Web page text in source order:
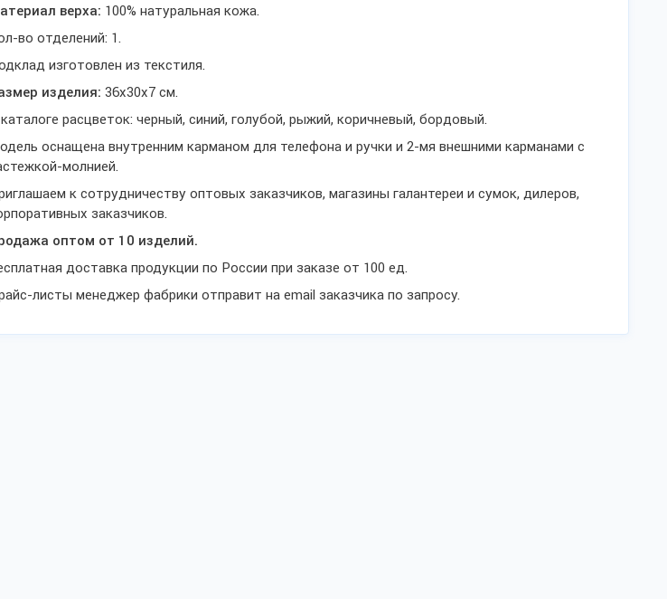
верха: 100% натуральная кожа.
во отделений: 1.
изготовлен из текстиля.
изделия: 36х30х7 см.
расцветок: черный, синий, голубой, рыжий, коричневый, бордовый.
оснащена внутренним карманом для телефона и ручки и 2-мя внешними карманами с
молнией.
к сотрудничеству оптовых заказчиков, магазины галантереи и сумок, дилеров,
заказчиков.
оптом от 10 изделий.
доставка продукции по России при заказе от 100 ед.
листы менеджер фабрики отправит на email заказчика по запросу.